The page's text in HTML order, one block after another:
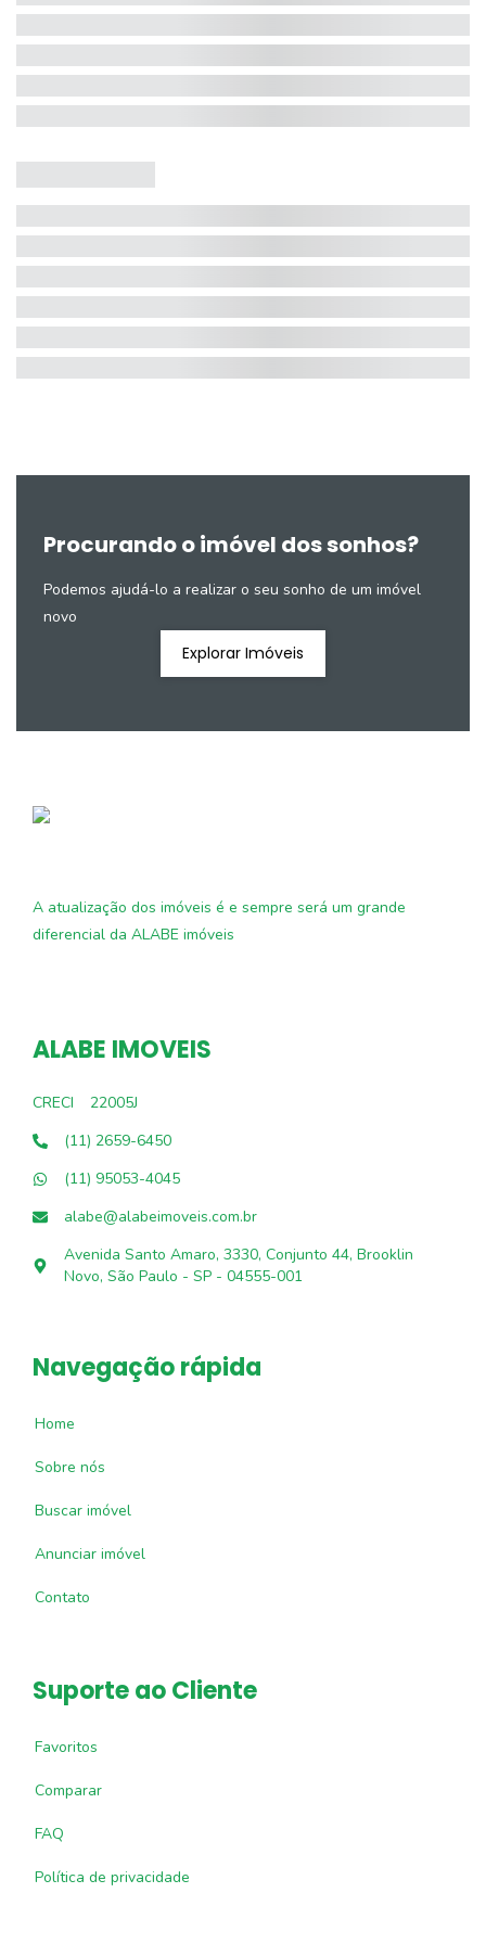
Procurando o imóvel dos sonhos?
Podemos ajudá-lo a realizar o seu sonho de um imóvel
novo
Explorar Imóveis
A atualização dos imóveis é e sempre será um grande
diferencial da ALABE imóveis
ALABE IMOVEIS
CRECI
22005J
(11) 2659-6450
(11) 95053-4045
alabe@alabeimoveis.com.br
Avenida Santo Amaro, 3330, Conjunto 44, Brooklin
Novo, São Paulo - SP - 04555-001
Navegação rápida
Home
Sobre nós
Buscar imóvel
Anunciar imóvel
Contato
Suporte ao Cliente
Favoritos
Comparar
FAQ
Política de privacidade